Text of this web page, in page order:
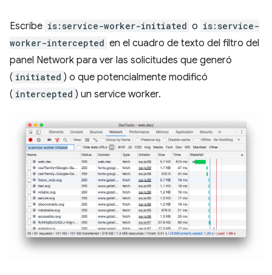
Escribe is:service-worker-initiated o is:service-
worker-intercepted en el cuadro de texto del filtro del
panel Network para ver las solicitudes que generó
( initiated ) o que potencialmente modificó
( intercepted ) un service worker.